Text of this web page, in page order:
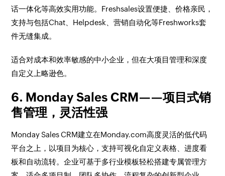
话一体化等高效实用功能。Freshsales设置便捷、价格亲民，
支持与包括Chat、Helpdesk、营销自动化等Freshworks套
件无缝集成。
适合对成本和效率敏感的中小企业，但在大项目管理和深度
自定义上略逊色。
6. Monday Sales CRM——项目式销
售管理，灵活性强
Monday Sales CRM建立在Monday.com高度灵活的低代码
平台之上，以项目为核心，支持可视化自定义表格、进度看
板和自动流转。企业可基于多行业模板轻松搭建专属管理方